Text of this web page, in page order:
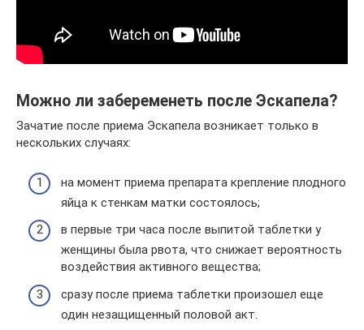
Можно ли забеременеть после Эскапела?
Зачатие после приема Эскапела возникает только в
нескольких случаях:
на момент приема препарата крепление плодного
яйца к стенкам матки состоялось;
в первые три часа после выпитой таблетки у
женщины была рвота, что снижает вероятность
воздействия активного вещества;
сразу после приема таблетки произошел еще
один незащищенный половой акт.